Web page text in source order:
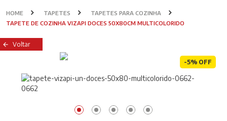
HOME TAPETES
TAPETES PARA COZINHA
TAPETE DE COZINHA VIZAPI DOCES 50X80CM MULTICOLORIDO
Voltar
-5% OFF